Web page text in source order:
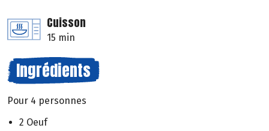
Cuisson
15 min
Ingrédients
Pour 4 personnes
2 Oeuf